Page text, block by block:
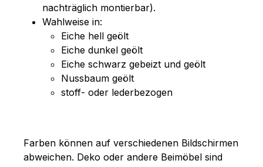
nachträglich montierbar).
Wahlweise in:
Eiche hell geölt
Eiche dunkel geölt
Eiche schwarz gebeizt und geölt
Nussbaum geölt
stoff- oder lederbezogen
Farben können auf verschiedenen Bildschirmen
abweichen. Deko oder andere Beimöbel sind